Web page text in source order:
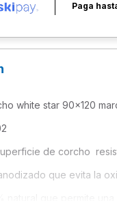
Paga
white star 90x120
de corcho
que evita la